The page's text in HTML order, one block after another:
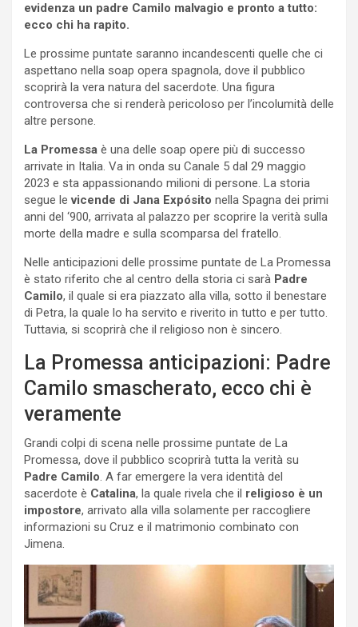
evidenza un padre Camilo malvagio e pronto a tutto:
ecco chi ha rapito.
Le prossime puntate saranno incandescenti quelle che ci
aspettano nella soap opera spagnola, dove il pubblico
scoprirà la vera natura del sacerdote. Una figura
controversa che si renderà pericoloso per l’incolumità delle
altre persone.
La Promessa è una delle soap opere più di successo
arrivate in Italia. Va in onda su Canale 5 dal 29 maggio
2023 e sta appassionando milioni di persone. La storia
segue levicende di Jana Expósito nella Spagna dei primi
anni del ‘900, arrivata al palazzo per scoprire la verità sulla
morte della madre e sulla scomparsa del fratello.
Nelle anticipazioni delle prossime puntate de La Promessa
è stato riferito che al centro della storia ci sarà Padre
Camilo, il quale si era piazzato alla villa, sotto il benestare
di Petra, la quale lo ha servito e riverito in tutto e per tutto.
Tuttavia, si scoprirà che il religioso non è sincero.
La Promessa anticipazioni: Padre
Camilo smascherato, ecco chi è
veramente
Grandi colpi di scena nelle prossime puntate de La
Promessa, dove il pubblico scoprirà tutta la verità su
Padre Camilo. A far emergere la vera identità del
sacerdote è Catalina, la quale rivela che il religioso è un
impostore, arrivato alla villa solamente per raccogliere
informazioni su Cruz e il matrimonio combinato con
Jimena.